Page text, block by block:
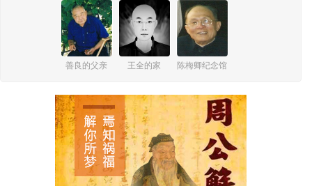
善良的父亲 王全的家 陈梅卿纪念馆